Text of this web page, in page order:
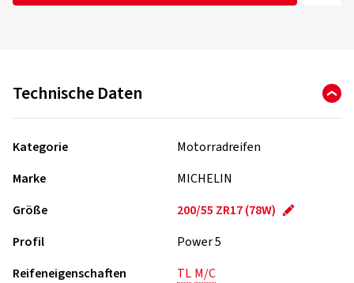
Technische Daten
Kategorie
Motorradreifen
Marke
MICHELIN
Größe
200/55 ZR17 (78W)
Profil
Power 5
Reifeneigenschaften
TL M/C